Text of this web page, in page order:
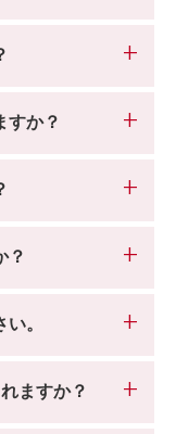
すか？
？
。
ますか？